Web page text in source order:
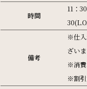
時間
11：
備考
※仕入
ざいま
※消費
※割